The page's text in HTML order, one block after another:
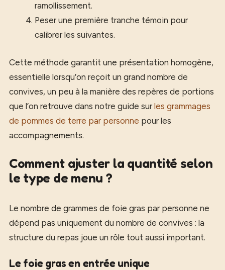
ramollissement.
Peser une première tranche témoin pour
calibrer les suivantes.
Cette méthode garantit une présentation homogène,
essentielle lorsqu’on reçoit un grand nombre de
convives, un peu à la manière des repères de portions
que l’on retrouve dans notre guide sur les grammages
de pommes de terre par personne pour les
accompagnements.
Comment ajuster la quantité selon
le type de menu ?
Le nombre de grammes de foie gras par personne ne
dépend pas uniquement du nombre de convives : la
structure du repas joue un rôle tout aussi important.
Le foie gras en entrée unique